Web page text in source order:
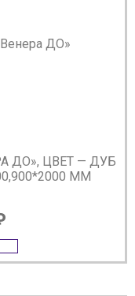
ДО», ЦВЕТ — ДУБ
ММ